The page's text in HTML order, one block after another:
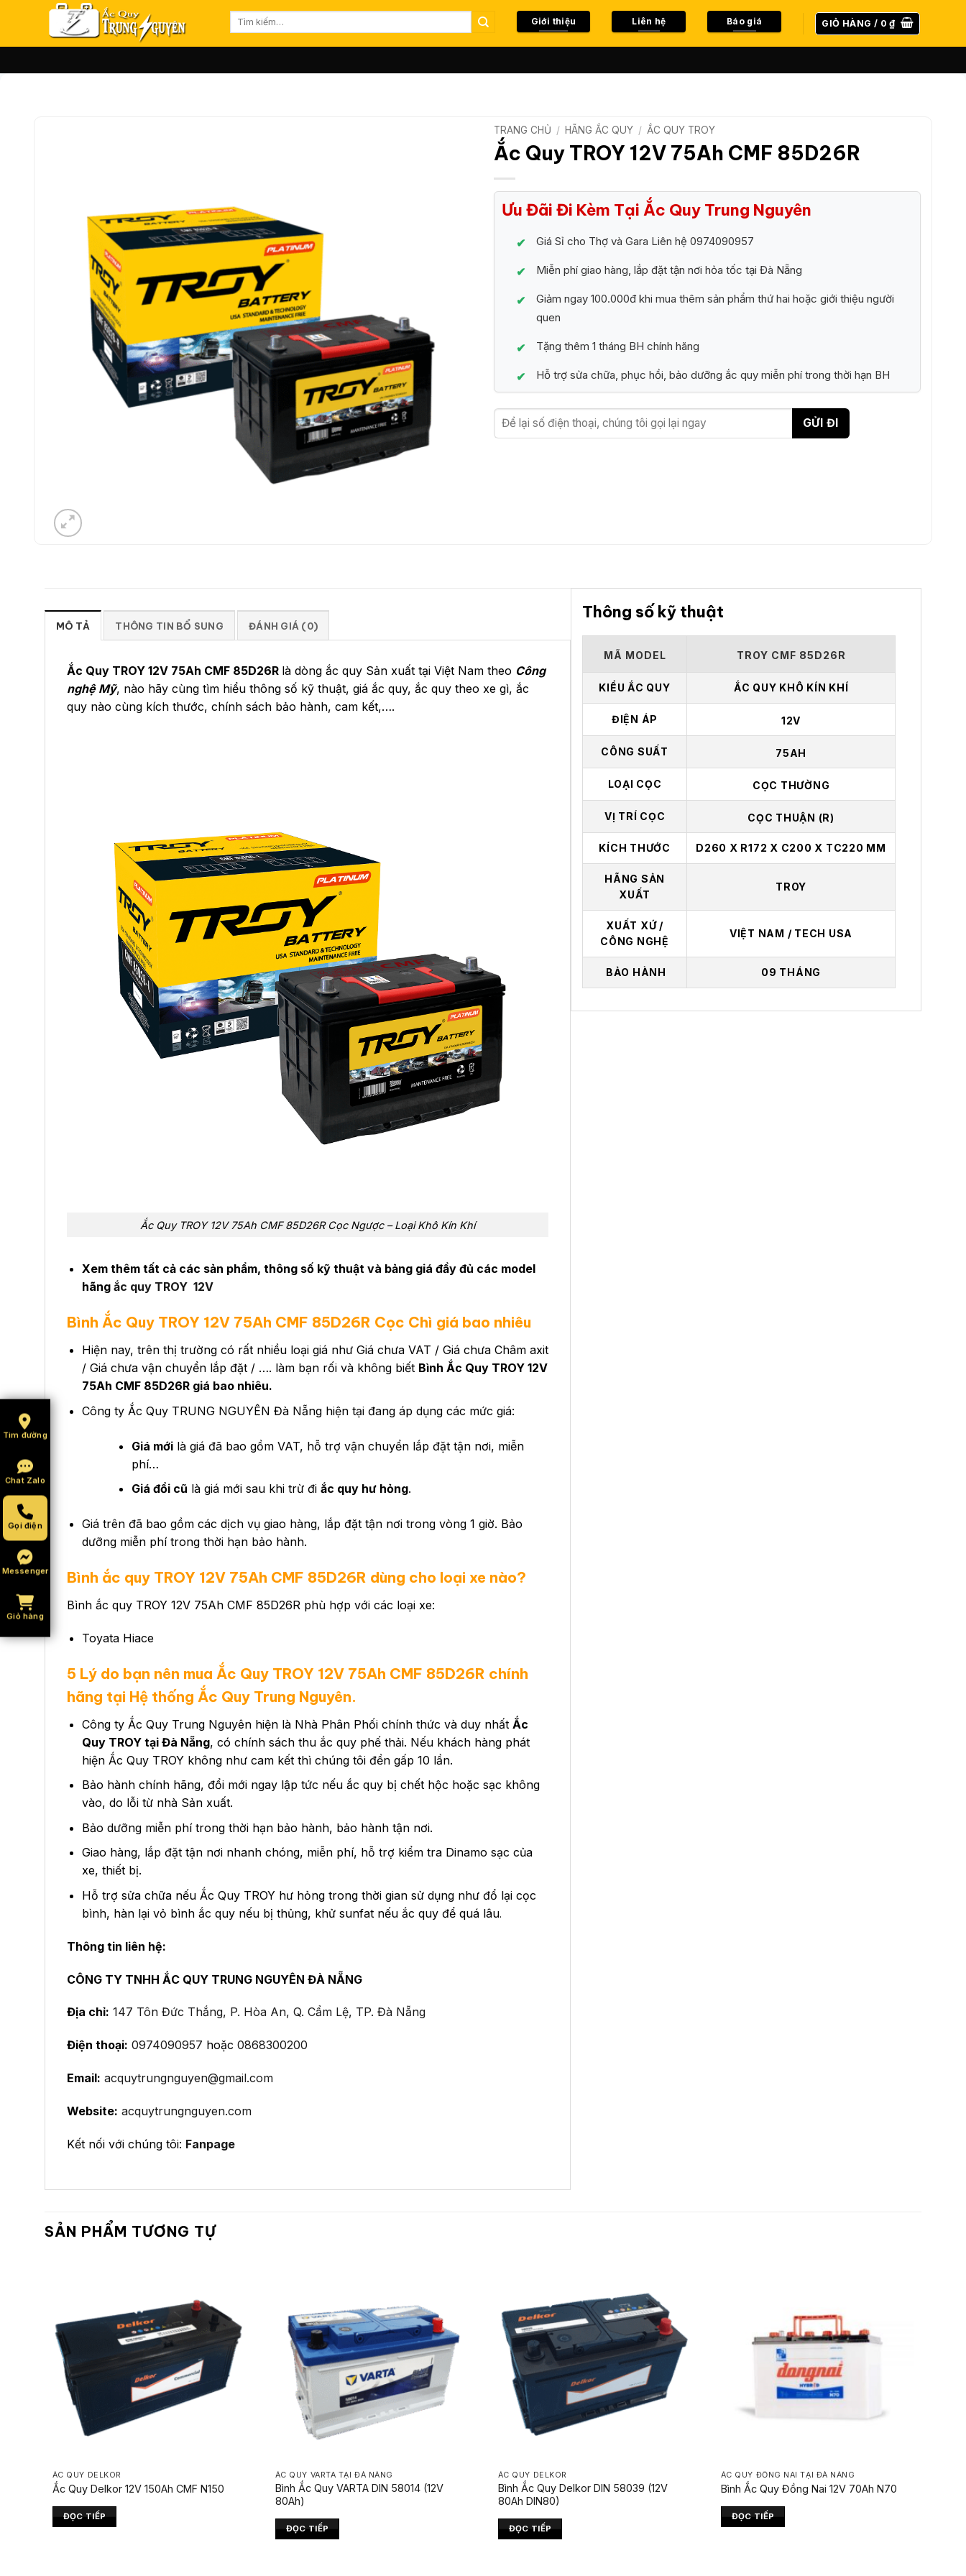
nội
Tìm
Giới thiệu Liên hệ Báo giá GIỎ HÀNG / 0₫
TRANG CHỦ / HÃNG ẮC QUY / ẮC QUY TROY
Ắc Quy TROY 12V 75Ah CMF 85D26R
Ưu Đãi Đi Kèm Tại Ắc Quy Trung Nguyên
Giá Sỉ cho Thợ và Gara Liên hệ 0974090957
Miễn phí giao hàng, lắp đặt tận nơi hỏa tốc tại Đà Nẵng
Giảm ngay 100.000đ khi mua thêm sản phẩm thứ hai hoặc giới thiệu người
quen
Tặng thêm 1 tháng BH chính hãng
Hỗ trợ sửa chữa, phục hồi, bảo dưỡng ắc quy miễn phí trong thời hạn BH
MÔ TẢ THÔNG TIN BỔ SUNG ĐÁNH GIÁ (0)
Ắc Quy TROY 12V 75Ah CMF 85D26R là dòng ắc quy Sản xuất tại Việt Nam theo Công
nghệ Mỹ, nào hãy cùng tìm hiểu thông số kỹ thuật, giá ắc quy, ắc quy theo xe gì, ắc
quy nào cùng kích thước, chính sách bảo hành, cam kết,….
Ắc Quy TROY 12V 75Ah CMF 85D26R Cọc Ngược – Loại Khô Kín Khí
Xem thêm tất cả các sản phẩm, thông số kỹ thuật và bảng giá đầy đủ các model
hãngắc quy TROY 12V
Bình Ắc Quy TROY 12V 75Ah CMF 85D26R Cọc Chì giá bao nhiêu
Hiện nay, trên thị trường có rất nhiều loại giá như Giá chưa VAT / Giá chưa Châm axit
/ Giá chưa vận chuyển lắp đặt / …. làm bạn rối và không biết Bình Ắc Quy TROY 12V
75Ah CMF 85D26R giá bao nhiêu.
Công ty Ắc Quy TRUNG NGUYÊN Đà Nẵng hiện tại đang áp dụng các mức giá:
Giá mớilà giá đã bao gồm VAT, hỗ trợ vận chuyển lắp đặt tận nơi, miễn
phí…
Giá đổi cũ là giá mới sau khi trừ đi ắc quy hư hỏng.
Giá trên đã bao gồm các dịch vụ giao hàng, lắp đặt tận nơi trong vòng 1 giờ. Bảo
dưỡng miễn phí trong thời hạn bảo hành.
Bình ắc quy TROY 12V 75Ah CMF 85D26R dùng cho loại xe nào?
Bình ắc quy TROY 12V 75Ah CMF 85D26R phù hợp với các loại xe:
Toyata Hiace
5 Lý do bạn nên mua Ắc Quy TROY 12V 75Ah CMF 85D26R chính
hãng tại Hệ thống Ắc Quy Trung Nguyên.
Công ty Ắc Quy Trung Nguyên hiện là Nhà Phân Phối chính thức và duy nhất Ắc
Quy TROY tại Đà Nẵng, có chính sách thu ắc quy phế thải. Nếu khách hàng phát
hiện Ắc Quy TROY không như cam kết thì chúng tôi đền gấp 10 lần.
Bảo hành chính hãng, đổi mới ngay lập tức nếu ắc quy bị chết hộc hoặc sạc không
vào, do lỗi từ nhà Sản xuất.
Bảo dưỡng miễn phí trong thời hạn bảo hành, bảo hành tận nơi.
Giao hàng, lắp đặt tận nơi nhanh chóng, miễn phí, hỗ trợ kiểm tra Dinamo sạc của
xe, thiết bị.
Hỗ trợ sửa chữa nếu Ắc Quy TROY hư hỏng trong thời gian sử dụng như đổ lại cọc
bình, hàn lại vỏ bình ắc quy nếu bị thủng, khử sunfat nếu ắc quy để quá lâu.
Thông tin liên hệ:
CÔNG TY TNHH ẮC QUY TRUNG NGUYÊN ĐÀ NẴNG
Địa chỉ: 147 Tôn Đức Thắng, P. Hòa An, Q. Cẩm Lệ, TP. Đà Nẵng
Điện thoại: 0974090957 hoặc 0868300200
Email: acquytrungnguyen@gmail.com
Website: acquytrungnguyen.com
Kết nối với chúng tôi: Fanpage
Thông số kỹ thuật
MÃ MODEL TROY CMF 85D26R
KIỂU ẮC QUY ẮC QUY KHÔ KÍN KHÍ
ĐIỆN ÁP 12V
CÔNG SUẤT 75AH
LOẠI CỌC CỌC THƯỜNG
VỊ TRÍ CỌC CỌC THUẬN (R)
KÍCH THƯỚC D260 X R172 X C200 X TC220 MM
HÃNG SẢN
XUẤT
TROY
XUẤT XỨ /
CÔNG NGHỆ
VIỆT NAM / TECH USA
BẢO HÀNH 09 THÁNG
SẢN PHẨM TƯƠNG TỰ
ẮC QUY DELKOR
Ắc Quy Delkor 12V 150Ah CMF N150
ĐỌC TIẾP
ẮC QUY VARTA TẠI ĐÀ NẴNG
Bình Ắc Quy VARTA DIN 58014 (12V
80Ah)
ĐỌC TIẾP
ẮC QUY DELKOR
Bình Ắc Quy Delkor DIN 58039 (12V
80Ah DIN80)
ĐỌC TIẾP
ẮC QUY ĐỒNG NAI TẠI ĐÀ NẴNG
Bình Ắc Quy Đồng Nai 12V 70Ah N70
ĐỌC TIẾP
Tìm đường
Chat Zalo
Gọi điện
Messenger
Giỏ hàng